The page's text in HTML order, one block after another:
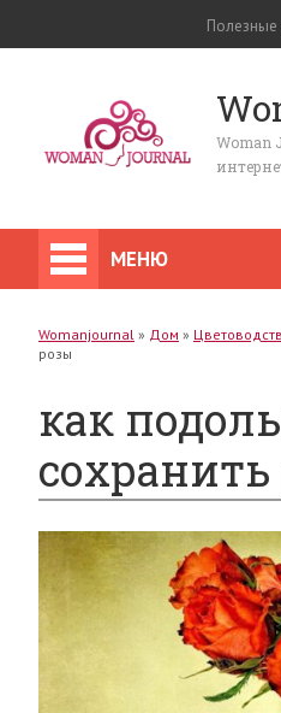
Полезные
Woman
МЕНЮ
Womanjournal » Дом »
розы
как